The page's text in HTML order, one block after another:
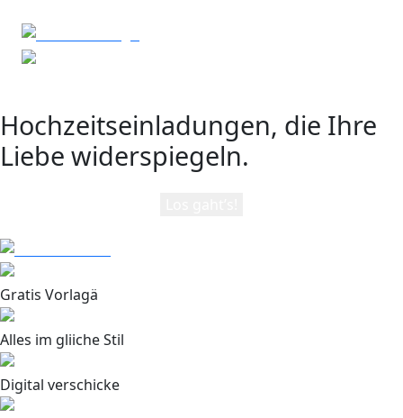
Hochzeitseinladungen, die Ihre
Liebe widerspiegeln.
Gratis Vorlagä
Alles im gliiche Stil
Digital verschicke